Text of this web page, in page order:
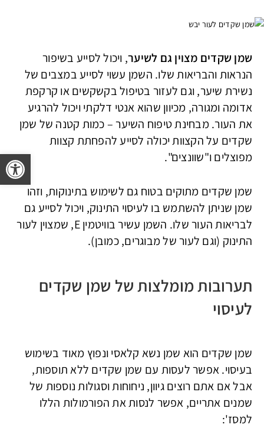
שמן שקדים מצוין גם לשיער, ויכול לסייע בשיפור
הנראות והבריאות שלו. השמן עשוי לסייע במצבים של
נשירת שיער, וגם לעזור בטיפול בקשקשים או קרקפת
אדומה ומגורה, מכיוון שהוא אנטי דלקתי ויכול להרגיע
את העור. מבחינת טיפוח השיער – כמות קטנה של שמן
שקדים על הקצוות יכולה לסייע להפחתת קצוות
מפוצלים ו"שוונצים".
שמן שקדים מתוקים בטוח גם לשימוש בתינוקות, וזהו
שמן שניתן להשתמש בו לעיסוי התינוק, ויכול לסייע גם
לבריאות העור שלו. השמן עשיר בוויטמין E, שמצוין לעור
התינוק (וגם לעור של מבוגרים, כמובן).
תערובות מומלצות של שמן שקדים
לעיסוי
שמן שקדים הוא שמן נשא קלאסי ונפוץ מאוד בשימוש
בעיסוי. אפשר לעסות עם שמן שקדים ללא תוספות,
אבל אם אתם רוצים גיוון, ניחוחות וסגולות נוספות של
שמנים אתריים, אפשר לנסות את הפורמולות הללו
למסז':